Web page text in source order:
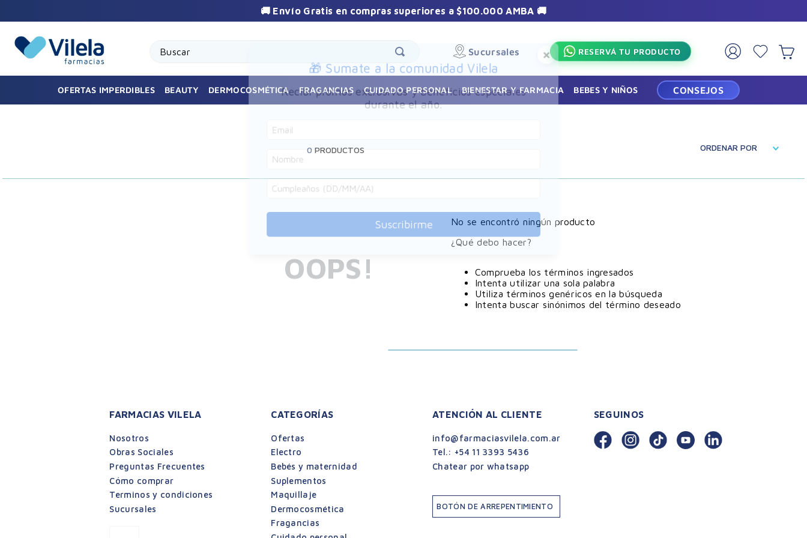
🚚 Envío Gratis en compras superiores a $100.000 AMBA 🚚
Sucursales RESERVÁ TU PRODUCTO
OFERTAS IMPERDIBLES BEAUTY DERMOCOSMÉTICA FRAGANCIAS CUIDADO PERSONAL BIENESTAR Y FARMACIA BEBES Y NIÑOS CONSEJOS
0PRODUCTOS ORDENAR POR
OOPS!
No se encontró ningún producto
¿Qué debo hacer?
Comprueba los términos ingresados
Intenta utilizar una sola palabra
Utiliza términos genéricos en la búsqueda
Intenta buscar sinónimos del término deseado
FARMACIAS VILELA
Nosotros
Obras Sociales
Preguntas Frecuentes
Cómo comprar
Terminos y condiciones
Sucursales
CATEGORÍAS
Ofertas
Electro
Bebés y maternidad
Suplementos
Maquillaje
Dermocosmética
Fragancias
ATENCIÓN AL CLIENTE
info@farmaciasvilela.com.ar
Tel.: +54 11 3393 5436
Chatear por whatsapp
BOTÓN DE ARREPENTIMIENTO
SEGUINOS
×
🎁 Sumate a la comunidad Vilela
Recibí promos exclusivas y beneficios especiales
durante el año.
Suscribirme